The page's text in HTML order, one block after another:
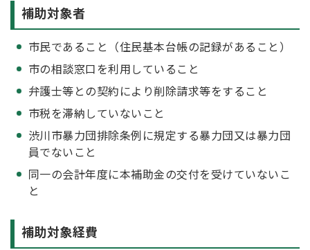
補助対象者
市民であること（住民基本台帳の記録があること）
市の相談窓口を利用していること
弁護士等との契約により削除請求等をすること
市税を滞納していないこと
渋川市暴力団排除条例に規定する暴力団又は暴力団
員でないこと
同一の会計年度に本補助金の交付を受けていないこ
と
補助対象経費